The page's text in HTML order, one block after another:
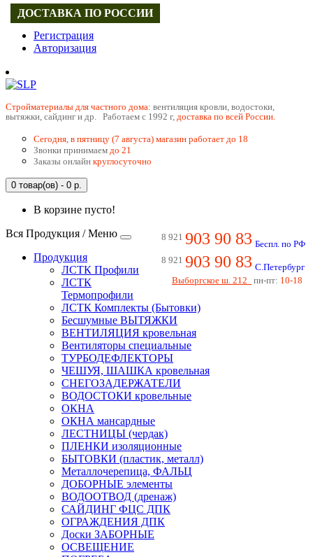
Регистрация
Авторизация
Cтройматериалы для частного дома: вентиляция кровли, водостоки,
вытяжки, сайдинг и др. Работаем с 1992 г, доставка по всей России.
Сегодня, в пятницу (7 августа) магазин работает до 18
Звонки принимаем до 21
Заказы онлайн круглосуточно
0 товар(ов) - 0 р.
В корзине пусто!
8 921 903 90 83 Беспл. по РФ
8 921 903 90 83 С.Петербург
Выборгское ш. 212
пн-пт: 10-18
Вся Продукция / Меню
Продукция
ЛСТК Профили
ЛСТК
Термопрофили
ЛСТК Комплекты (Бытовки)
Бесшумные ВЫТЯЖКИ
ВЕНТИЛЯЦИЯ кровельная
Вентиляторы специальные
ТУРБОДЕФЛЕКТОРЫ
ЧЕШУЯ, ШАШКА кровельная
СНЕГОЗАДЕРЖАТЕЛИ
ВОДОСТОКИ кровельные
ОКНА
ОКНА мансардные
ЛЕСТНИЦЫ (чердак)
ПЛЕНКИ изоляционные
БЫТОВКИ (пластик, металл)
Металлочерепица, ФАЛЬЦ
ДОБОРНЫЕ элементы
ВОДООТВОД (дренаж)
САЙДИНГ ФЦС ДПК
ОГРАЖДЕНИЯ ДПК
Доски ЗАБОРНЫЕ
ОСВЕЩЕНИЕ
ДОСТАВКА ПО РОССИИ